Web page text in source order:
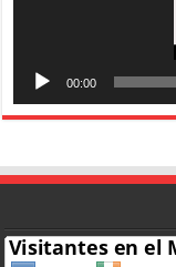
00:00